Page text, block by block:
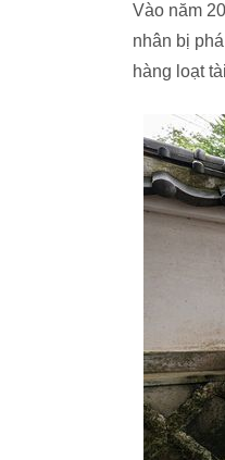
Vào năm
nhân bị
hàng loạt